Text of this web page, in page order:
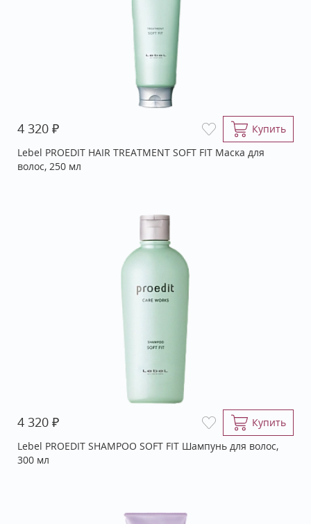
4 320 ₽
Купить
Lebel PROEDIT HAIR TREATMENT SOFT FIT Маска для
волос, 250 мл
4 320 ₽
Купить
Lebel PROEDIT SHAMPOO SOFT FIT Шампунь для волос,
300 мл